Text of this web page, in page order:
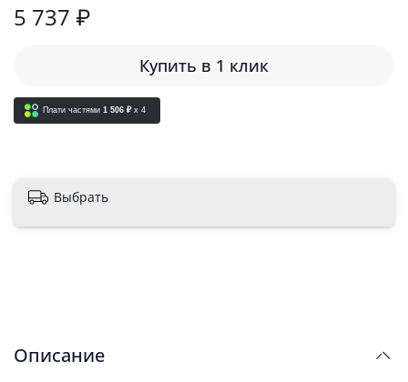
5 737 ₽
Купить в 1 клик
Плати частями 1 506 ₽ x 4
Выбрать
Описание